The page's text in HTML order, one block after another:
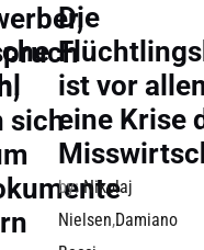
sich
Die
ist vor
eine Krise
by:Nikolaj
Nielsen,Damiano